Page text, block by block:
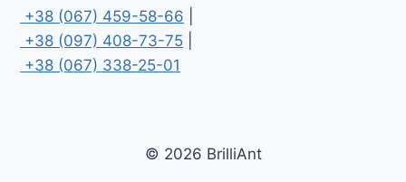
+38 (067) 459-58-66
+38 (097) 408-73-75
+38 (067) 338-25-01
© 2026 BrilliAnt